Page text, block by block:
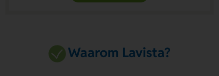
Waarom Lavista?